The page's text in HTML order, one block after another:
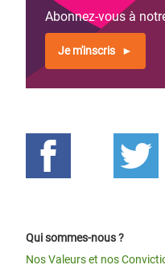
Abonnez-vous à
Je m'inscris
Qui sommes-nous ?
Nos Valeurs et nos